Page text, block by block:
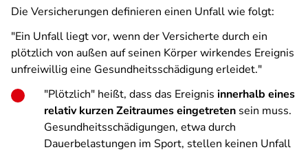
Die Versicherungen definieren einen Unfall wie folgt:
"Ein Unfall liegt vor, wenn der Versicherte durch ein
plötzlich von außen auf seinen Körper wirkendes Ereignis
unfreiwillig eine Gesundheitsschädigung erleidet."
"Plötzlich" heißt, dass das Ereignis innerhalb eines
relativ kurzen Zeitraumes eingetreten sein muss.
Gesundheitsschädigungen, etwa durch
Dauerbelastungen im Sport, stellen keinen Unfall